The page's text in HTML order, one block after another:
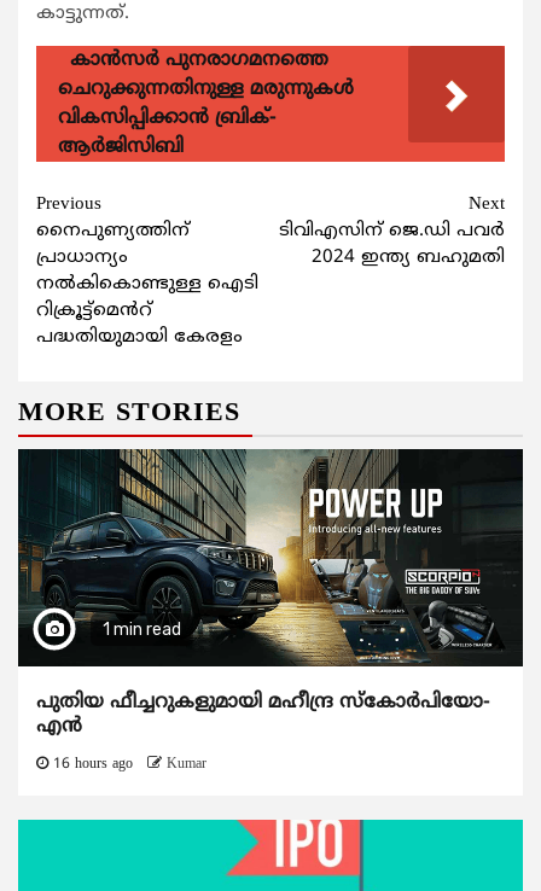
കാട്ടുന്നത്.
കാന്‍സര്‍ പുനരാഗമനത്തെ
ചെറുക്കുന്നതിനുള്ള മരുന്നുകള്‍
വികസിപ്പിക്കാന്‍ ബ്രിക്-
ആര്‍ജിസിബി
Continue
Reading
Previous
നൈപുണ്യത്തിന്
പ്രാധാന്യം
നൽകികൊണ്ടുള്ള ഐടി
റിക്രൂട്ട്മെൻറ്
പദ്ധതിയുമായി കേരളം
Next
ടിവിഎസിന് ജെ.ഡി പവര്‍
2024 ഇന്ത്യ ബഹുമതി
MORE STORIES
1 min read
പുതിയ ഫീച്ചറുകളുമായി മഹീന്ദ്ര സ്കോർപിയോ-
എൻ
16 hours ago Kumar